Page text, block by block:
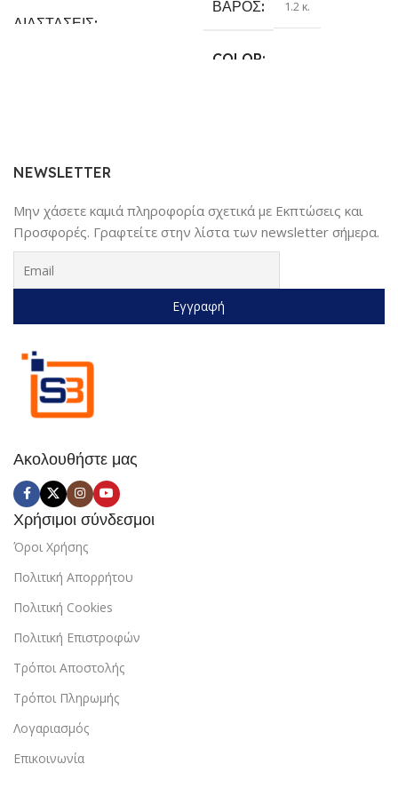
ΔΙΑΣΤΆΣΕΙΣ
Sundaymot
ΒΆΡΟΣ 1.2 κ.
COLOR
Ακολουθήστε μας
Χρήσιμοι σύνδεσμοι
Όροι Χρήσης
Πολιτική Απορρήτου
Πολιτική Cookies
Πολιτική Επιστροφών
Τρόποι Αποστολής
Τρόποι Πληρωμής
Λογαριασμός
Επικοινωνία
NEWSLETTER
Μην χάσετε καμιά πληροφορία σχετικά με Εκπτώσεις και
Προσφορές. Γραφτείτε στην λίστα των newsletter σήμερα.